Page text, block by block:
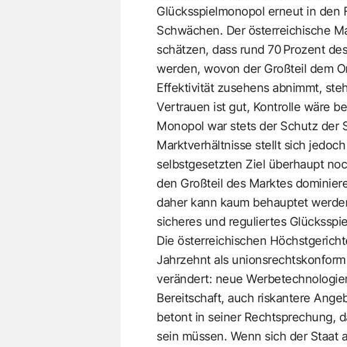
Glücksspielmonopol erneut in
Schwächen. Der österreichische
schätzen, dass rund 70 Prozent
werden, wovon der Großteil dem
Effektivität zusehens abnimmt,
Vertrauen ist gut, Kontrolle wäre
Monopol war stets der Schutz der
Marktverhältnisse stellt sich
selbstgesetzten Ziel überhaupt
den Großteil des Marktes
daher kann kaum behauptet
sicheres und reguliertes
Die österreichischen
Jahrzehnt als
verändert: neue
Bereitschaft, auch riskantere
betont in seiner Rechtsprechung,
sein müssen. Wenn sich der Staat